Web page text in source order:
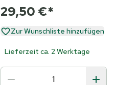
29,50 €*
Zur Wunschliste hinzufügen
Lieferzeit ca. 2 Werktage